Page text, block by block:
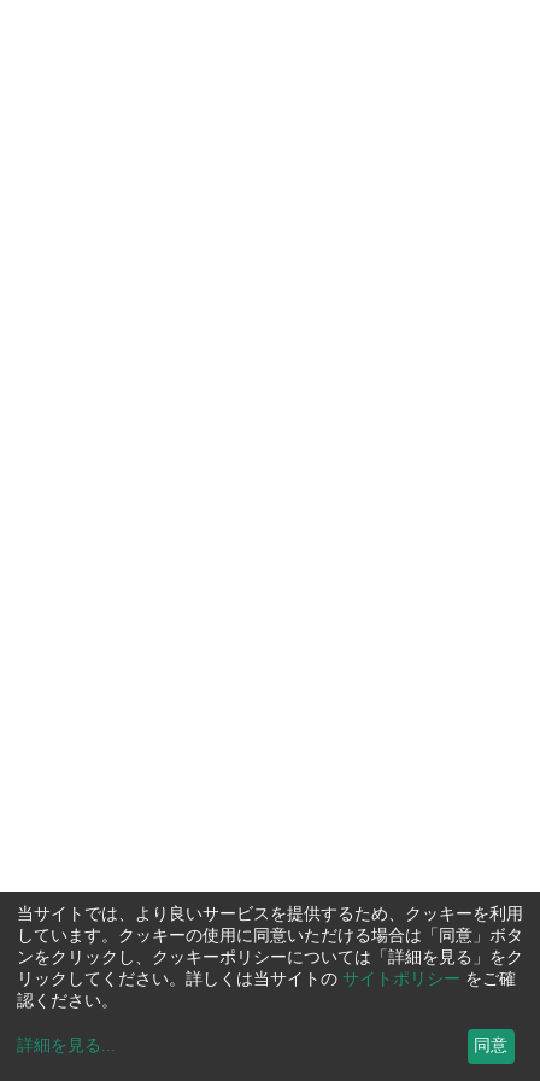
当サイトでは、より良いサービスを提供するため、クッキーを利用
しています。クッキーの使用に同意いただける場合は「同意」ボタ
ンをクリックし、クッキーポリシーについては「詳細を見る」をク
リックしてください。詳しくは当サイトの サイトポリシー をご確
認ください。
詳細を見る ... 同意